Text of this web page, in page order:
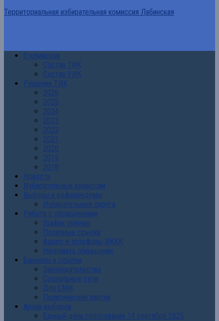
Территориальная избирательная комиссия Лабинская
О комиссии
Состав ТИК
Состав УИК
Решения ТИК
2026
2025
2024
2023
2022
2021
2020
2019
2018
Новости
Избирательные комиссии
Выборы и референдумы
Избирательные округа
Работа с обращениями
График приема
Полезные ссылки
Адрес и телефоны ИККК
Направить обращение
Баннеры и ссылки
Законодательство
Социальные сети
Для СМИ
Политические партии
Архив выборов
Единый день голосования 14 сентября 2025